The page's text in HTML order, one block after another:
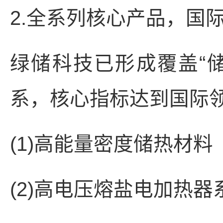
2.全系列核心产品，国
绿储科技已形成覆盖“
系，核心指标达到国际
(1)高能量密度储热材料
(2)高电压熔盐电加热器